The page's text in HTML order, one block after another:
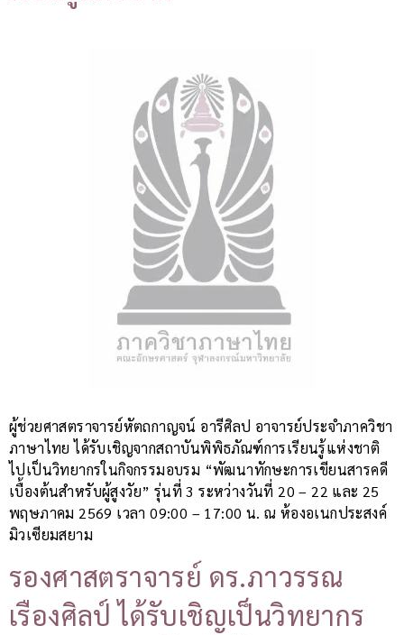
ผู้ช่วยศาสตราจารย์หัตถกาญจน์ อารีศิลป อาจารย์ประจำภาควิชา
ภาษาไทย ได้รับเชิญจากสถาบันพิพิธภัณฑ์การเรียนรู้แห่งชาติ
ไปเป็นวิทยากรในกิจกรรมอบรม “พัฒนาทักษะการเขียนสารคดี
เบื้องต้นสำหรับผู้สูงวัย” รุ่นที่ 3 ระหว่างวันที่ 20 – 22 และ 25
พฤษภาคม 2569 เวลา 09:00 – 17:00 น. ณ ห้องอเนกประสงค์
มิวเซียมสยาม
รองศาสตราจารย์ ดร.ภาวรรณ
เรืองศิลป์ ได้รับเชิญเป็นวิทยากร